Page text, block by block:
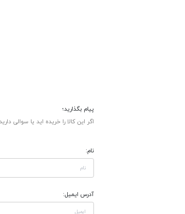
پیام بگذارید؛
اگر این کالا را خریده اید یا سوالی
نام:
آدرس ایمیل: